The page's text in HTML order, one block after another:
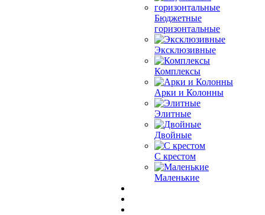
Бюджетные
горизонтальные
Эксклюзивные
Комплексы
Арки и Колонны
Элитные
Двойные
С крестом
Маленькие